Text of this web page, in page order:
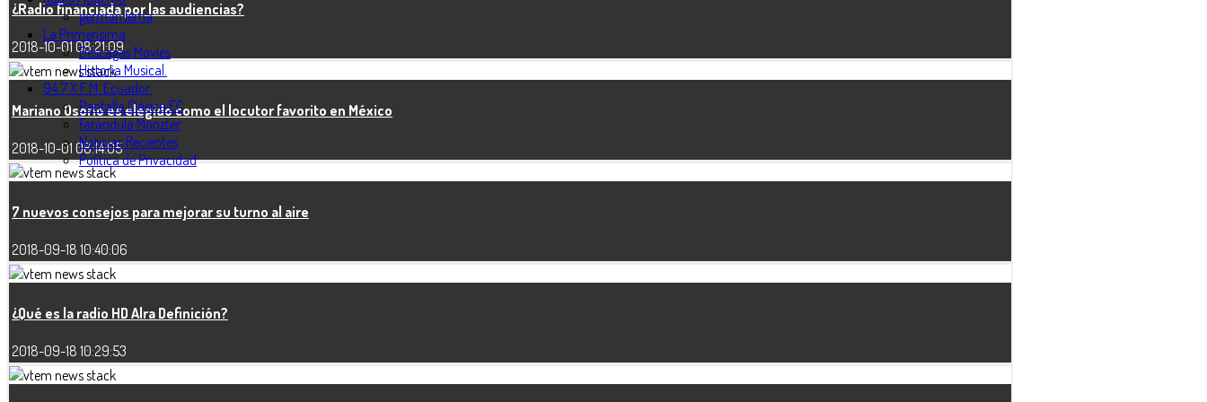
¿Radio financiada por las audiencias?
2018-10-01 08:21:09
Mariano Osorio es elegido como el locutor favorito en México
2018-10-01 08:14:05
7 nuevos consejos para mejorar su turno al aire
2018-09-18 10:40:06
¿Qué es la radio HD Alra Definición?
2018-09-18 10:29:53
germán lema
La Primerísima
Descagas Movies
Historia Musical.
94.7 X F.M. Ecuador.
Pantalla Clásica EC
Farándula Monzter
Noticias Recientes
Politica de Privacidad